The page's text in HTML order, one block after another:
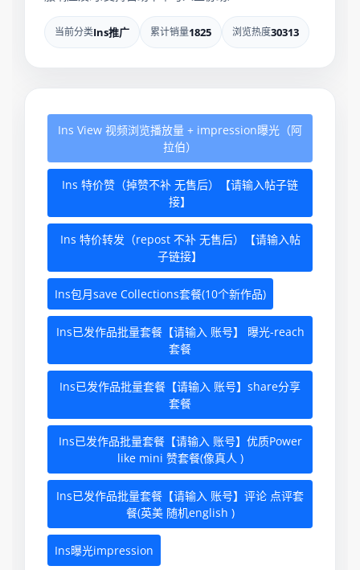
当前分类Ins推广 累计销量1825 浏览热度30313
Ins View 视频浏览播放量 + impression曝光（阿
拉伯）
Ins 特价赞（掉赞不补 无售后）【请输入帖子链
接】
Ins 特价转发（repost 不补 无售后）【请输入帖
子链接】
Ins包月save Collections套餐(10个新作品)
Ins已发作品批量套餐【请输入 账号】 曝光-reach
套餐
Ins已发作品批量套餐【请输入 账号】share分享
套餐
Ins已发作品批量套餐【请输入 账号】优质Power
like mini 赞套餐(像真人 )
Ins已发作品批量套餐【请输入 账号】评论 点评套
餐(英美 随机english )
Ins曝光impression